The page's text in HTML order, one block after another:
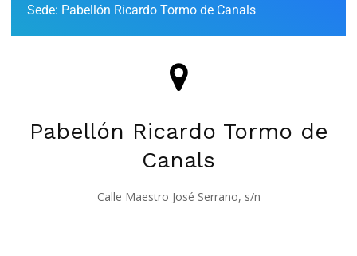
Sede: Pabellón Ricardo Tormo de Canals
Pabellón Ricardo Tormo de
Canals
Calle Maestro José Serrano, s/n